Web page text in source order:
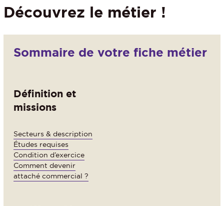
Découvrez le métier !
Sommaire de votre fiche métier
Définition et
missions
Secteurs & description
Études requises
Condition d’exercice
Comment devenir
attaché commercial ?